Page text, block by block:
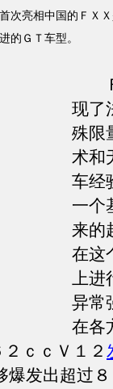
次亮相中国的ＦＸ
的ＧＴ车型。
Ｆ
现了
殊限
术和
车经
一个
来的
在这
上进
异常
在各
ｃｃＶ１２
爆发出超过